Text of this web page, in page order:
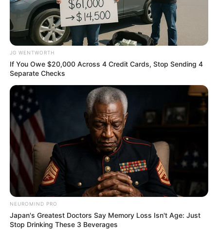
เข้ามาใกล้ชิด ลองเลือกคนที่ชอบแต่ต้องดูให้ดีก่อนว่าเขามี
เจ้าของแล้วหรือยัง ส่วนคนมีแฟนแล้วหวานชื่น แต่ต้องไม่
คิดมาก
ช่วงวันที่ 21 – 31ในส่วนของการทำงานยังต้องทุ่มกายทุ่ม
ใจสุดตัว เพราะมีคู่แข่งคอยจ้องเล่นงานตอนคุณเผลอ ถ้ามี
เวลาให้เข้าพบผู้ใหญ่ ปรึกษาปัญหา เผื่อจะมีทางออกที่ดี
ส่วนใครที่กำลังว่างงาน ให้ขยันอดทน มีแววจะได้ข่าวดีใน
การสมัครงาน การเงินมีฟลุ๊คบ่อยครั้ง สภาพคล่องดีเยี่ยม
แต่ช่วงกลางมีรายจ่ายจุกจิกเกี่ยวกับค่าเดินทาง ซ่อมแซม
ยานพาหนะ ความรักออกแนวโรแมนติก คนรักถวิลหาทุก
เช้าค่ำ ให้หาโอกาสชักชวนกันไปพักผ่อนต่างสถานที่จะทำให้
รักยืนนานส่วนคนโสดต้องอาศัยพ่อสื่อแม่ชักถึงจะได้เรื่อง
JG WENTWORTH
If You Owe $20,000 Across 4 Credit Cards, Stop Sending 4
Separate Checks
NEUROMIND PRO
Japan's Greatest Doctors Say Memory Loss Isn't Age: Just
Stop Drinking These 3 Beverages